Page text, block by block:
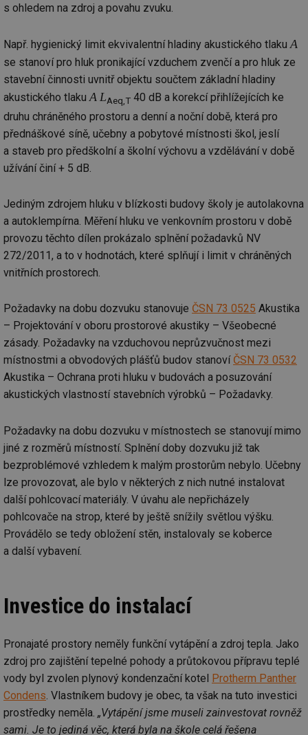
s ohledem na zdroj a povahu zvuku.
Např. hygienický limit ekvivalentní hladiny akustického tlaku A
se stanoví pro hluk pronikající vzduchem zvenčí a pro hluk ze
stavební činnosti uvnitř objektu součtem základní hladiny
akustického tlaku A LAeq,T 40 dB a korekcí přihlížejících ke
druhu chráněného prostoru a denní a noční době, která pro
přednáškové síně, učebny a pobytové místnosti škol, jeslí
a staveb pro předškolní a školní výchovu a vzdělávání v době
užívání činí + 5 dB.
Jediným zdrojem hluku v blízkosti budovy školy je autolakovna
a autoklempírna. Měření hluku ve venkovním prostoru v době
provozu těchto dílen prokázalo splnění požadavků NV
272/2011, a to v hodnotách, které splňují i limit v chráněných
vnitřních prostorech.
Požadavky na dobu dozvuku stanovuje ČSN 73 0525 Akustika
– Projektování v oboru prostorové akustiky – Všeobecné
zásady. Požadavky na vzduchovou neprůzvučnost mezi
místnostmi a obvodových plášťů budov stanoví ČSN 73 0532
Akustika – Ochrana proti hluku v budovách a posuzování
akustických vlastností stavebních výrobků – Požadavky.
Požadavky na dobu dozvuku v místnostech se stanovují mimo
jiné z rozměrů místností. Splnění doby dozvuku již tak
bezproblémové vzhledem k malým prostorům nebylo. Učebny
lze provozovat, ale bylo v některých z nich nutné instalovat
další pohlcovací materiály. V úvahu ale nepřicházely
pohlcovače na strop, které by ještě snížily světlou výšku.
Provádělo se tedy obložení stěn, instalovaly se koberce
a další vybavení.
Investice do instalací
Pronajaté prostory neměly funkční vytápění a zdroj tepla. Jako
zdroj pro zajištění tepelné pohody a průtokovou přípravu teplé
vody byl zvolen plynový kondenzační kotel Protherm Panther
Condens . Vlastníkem budovy je obec, ta však na tuto investici
prostředky neměla. „Vytápění jsme museli zainvestovat rovněž
sami. Je to jediná věc, která byla na škole celá řešena